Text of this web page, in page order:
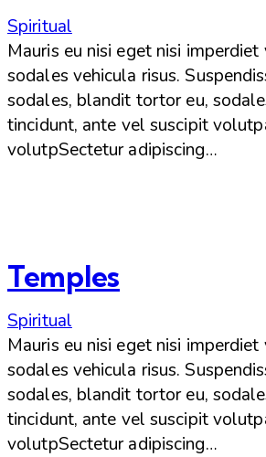
Spiritual
Mauris eu nisi eget nisi
sodales vehicula risus.
sodales, blandit tortor eu,
tincidunt, ante vel suscipit
volutpSectetur adipiscing…
Temples
Spiritual
Mauris eu nisi eget nisi
sodales vehicula risus.
sodales, blandit tortor eu,
tincidunt, ante vel suscipit
volutpSectetur adipiscing…